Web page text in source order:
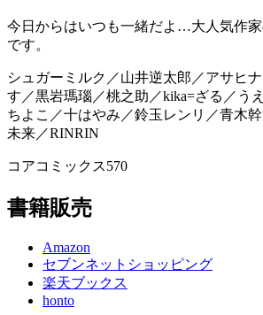
今日からはいつも一緒だよ…大人気作
です。
シュガーミルク／山井逆太郎／アサヒ
す／黒岩瑪瑙／桃之助／kika=ざる／う
ちよこ／十はやみ／鈴玉レンリ／青木
未来／RINRIN
コアコミックス570
書籍販売
Amazon
セブンネットショッピング
楽天ブックス
honto